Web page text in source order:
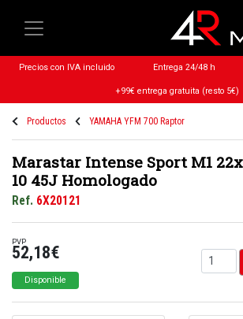
Precios con IVA incluido Entrega 24/48 h
+99€ entrega gratuita (resto 5€)
Productos YAMAHA YFM 700 Raptor
Marastar Intense Sport M1
10 45J Homologado
Ref. 6X20121
PVP
52,18€
Disponible